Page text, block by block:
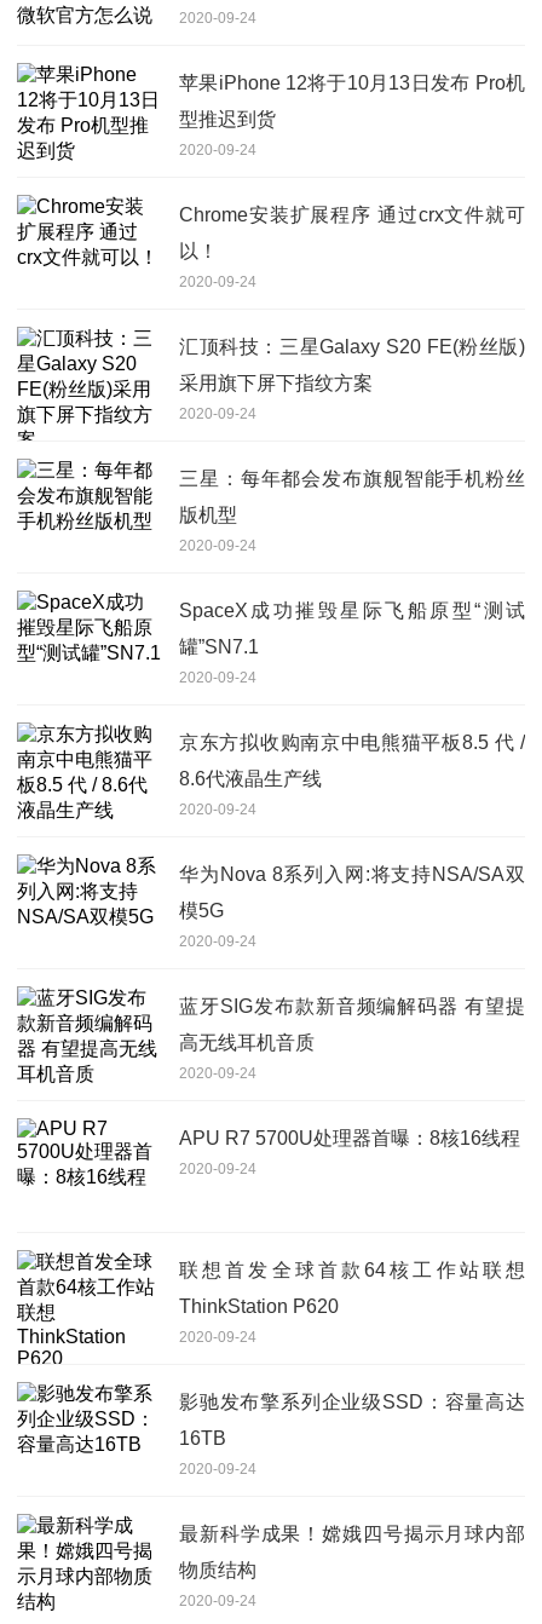
2020-09-24
苹果iPhone 12将于10月13日发布 Pro机
型推迟到货
2020-09-24
Chrome安装扩展程序 通过crx文件就可
以！
2020-09-24
汇顶科技：三星Galaxy S20 FE(粉丝版)
采用旗下屏下指纹方案
2020-09-24
三星：每年都会发布旗舰智能手机粉丝
版机型
2020-09-24
SpaceX成功摧毁星际飞船原型“测试
罐”SN7.1
2020-09-24
京东方拟收购南京中电熊猫平板8.5 代 /
8.6代液晶生产线
2020-09-24
华为Nova 8系列入网:将支持NSA/SA双
模5G
2020-09-24
蓝牙SIG发布款新音频编解码器 有望提
高无线耳机音质
2020-09-24
APU R7 5700U处理器首曝：8核16线程
2020-09-24
联想首发全球首款64核工作站联想
ThinkStation P620
2020-09-24
影驰发布擎系列企业级SSD：容量高达
16TB
2020-09-24
最新科学成果！嫦娥四号揭示月球内部
物质结构
2020-09-24